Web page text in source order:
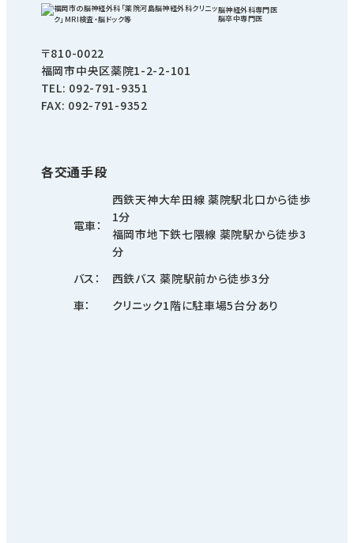
脳神経外科専⾨医
脳卒中専⾨医
〒810-0022
福岡市中央区薬院1-2-2-101
TEL: 092-791-9351
FAX: 092-791-9352
各交通手段
電車
⻄鉄天神⼤牟⽥線 薬院駅北口から徒歩
1分
福岡市地下鉄七隈線 薬院駅から徒歩3
分
バス
西鉄バス 薬院駅前から徒歩3分
車
クリニック1階に駐車場5台分あり